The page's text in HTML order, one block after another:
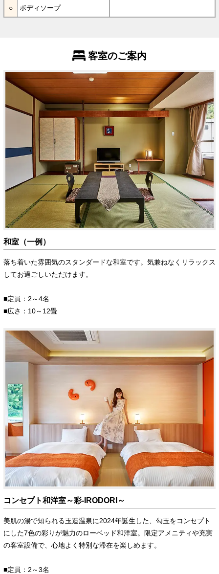
ボディソープ
客室のご案内
和室（一例）
落ち着いた雰囲気のスタンダードな和室です。気兼ねなくリラックス
してお過ごしいただけます。
■定員：2～4名
■広さ：10～12畳
コンセプト和洋室～彩-IRODORI～
美肌の湯で知られる玉造温泉に2024年誕生した、勾玉をコンセプト
にした7色の彩りが魅力のローベッド和洋室。限定アメニティや充実
の客室設備で、心地よく特別な滞在を楽しめます。
■定員：2～3名